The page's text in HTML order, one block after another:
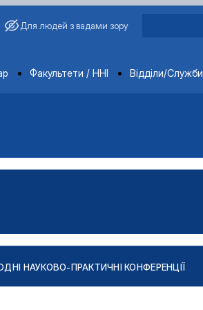
Для людей з вадами зору
Факультети / ННІ Відділи/Служби
НАУКОВО-ПРАКТИЧНІ КОНФЕРЕНЦІЇ